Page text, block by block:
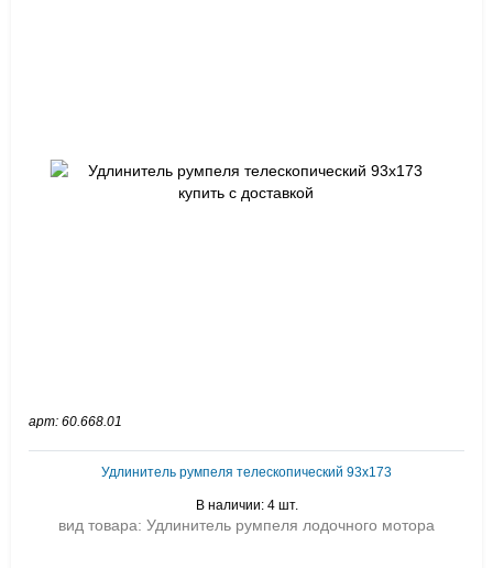
арт: 60.668.01
Удлинитель румпеля телескопический 93x173
В наличии: 4 шт.
вид товара: Удлинитель румпеля лодочного мотора